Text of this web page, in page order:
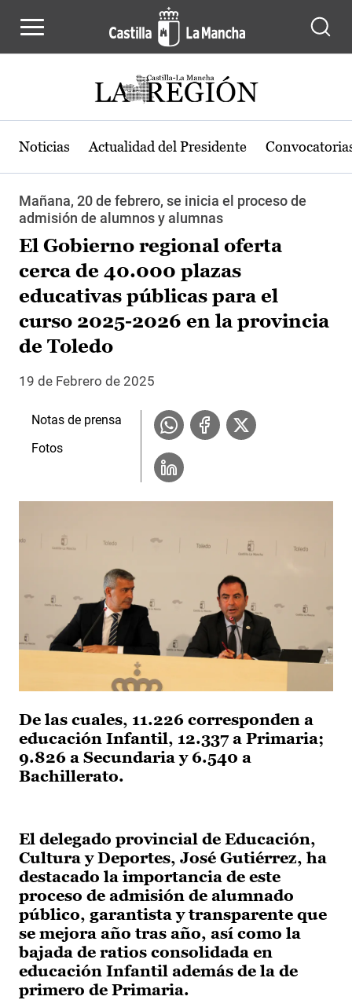
Noticias Actualidad del Presidente
Mañana, 20 de febrero, se inicia el proceso de
admisión de alumnos y alumnas
El Gobierno regional oferta
cerca de 40.000 plazas
educativas públicas para el
curso 2025-2026 en la provincia
de Toledo
19 de Febrero de 2025
De las cuales, 11.226 corresponden a
educación Infantil, 12.337 a Primaria;
9.826 a Secundaria y 6.540 a
Bachillerato.
El delegado provincial de Educación,
Cultura y Deportes, José Gutiérrez, ha
destacado la importancia de este
proceso de admisión de alumnado
público, garantista y transparente que
se mejora año tras año, así como la
bajada de ratios consolidada en
educación Infantil además de la de
primero de Primaria.
Notas de prensa
Fotos